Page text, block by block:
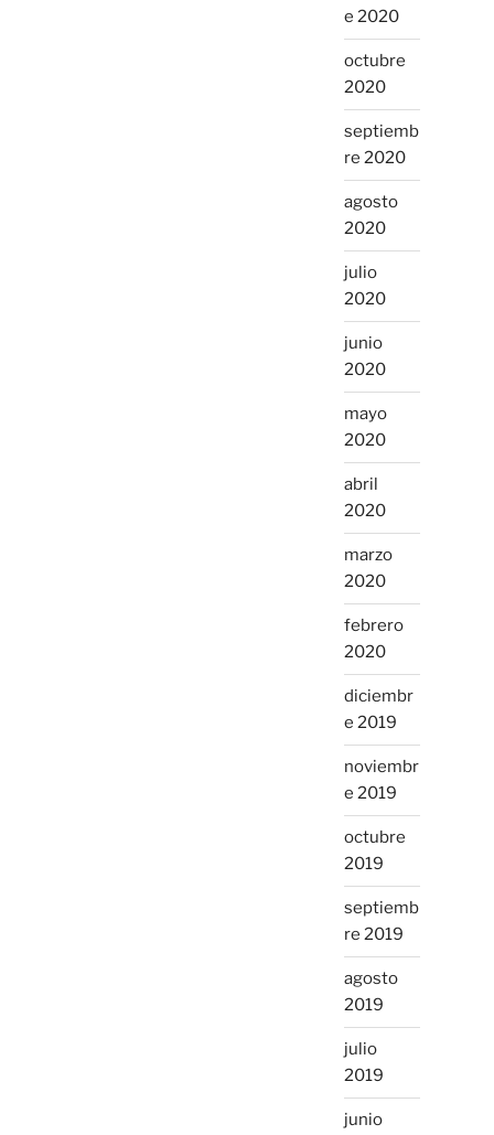
e 2020
octubre
2020
septiemb
re 2020
agosto
2020
julio
2020
junio
2020
mayo
2020
abril
2020
marzo
2020
febrero
2020
diciembr
e 2019
noviembr
e 2019
octubre
2019
septiemb
re 2019
agosto
2019
julio
2019
junio